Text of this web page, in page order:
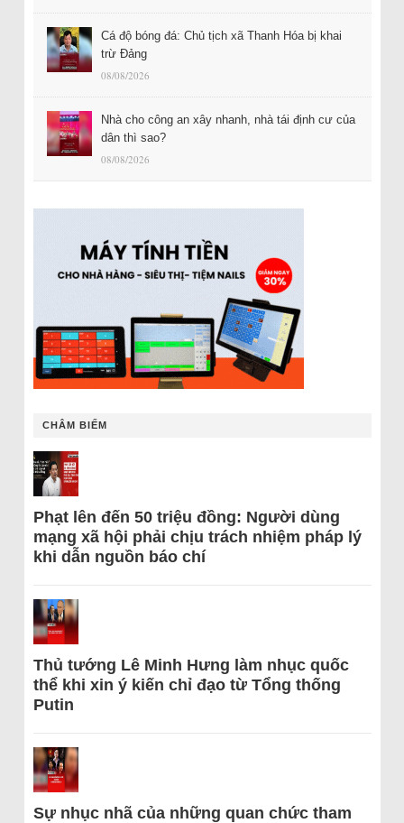
Cá độ bóng đá: Chủ tịch xã Thanh Hóa bị khai
trừ Đảng
08/08/2026
Nhà cho công an xây nhanh, nhà tái định cư của
dân thì sao?
08/08/2026
CHÂM BIẾM
Phạt lên đến 50 triệu đồng: Người dùng
mạng xã hội phải chịu trách nhiệm pháp lý
khi dẫn nguồn báo chí
Thủ tướng Lê Minh Hưng làm nhục quốc
thể khi xin ý kiến chỉ đạo từ Tổng thống
Putin
Sự nhục nhã của những quan chức tham